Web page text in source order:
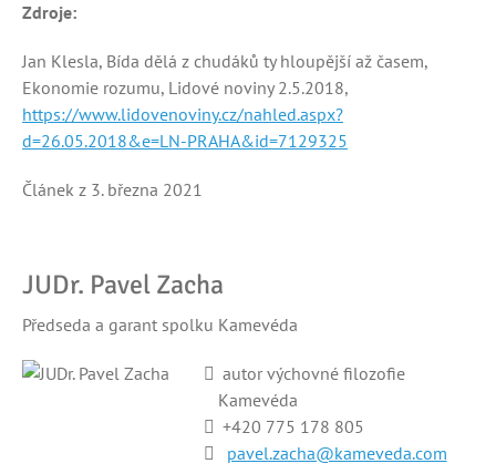
Zdroje:
Jan Klesla, Bída dělá z chudáků ty hloupější až časem,
Ekonomie rozumu, Lidové noviny 2.5.2018,
https://www.lidovenoviny.cz/nahled.aspx?
d=26.05.2018&e=LN-PRAHA&id=7129325
Článek z 3. března 2021
JUDr. Pavel Zacha
Předseda a garant spolku Kamevéda
autor výchovné filozofie
Kamevéda
+420 775 178 805
pavel.zacha@kameveda.com